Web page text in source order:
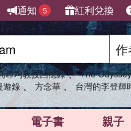
通知 5 紅利兌換
希均教授回憶錄 、 The Odyssey
遊錄 、 方念華 、 台灣的李登輝
電子書 親子